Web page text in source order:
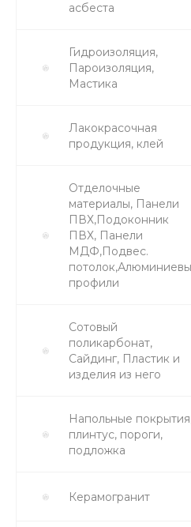
асбеста
Гидроизоляция,
Пароизоляция,
Мастика
Лакокрасочная
продукция, клей
Отделочные
материалы, Панели
ПВХ,Подоконник
ПВХ, Панели
МДФ,Подвес.
профили
Сотовый
поликарбонат,
Сайдинг, Пластик и
изделия из него
Напольные
плинтус, пороги,
подложка
Керамогранит